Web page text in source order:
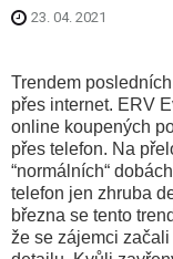
23. 04. 2021
Trendem
přes internet. ERV
online koupených
přes telefon. Na
“normálních“
telefon jen zhruba
března se tento
že se zájemci